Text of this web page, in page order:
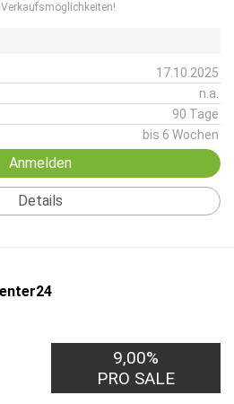
17.10.2025
n.a.
90 Tage
bis 6 Wochen
Anmelden
Details
9,00%
PRO SALE